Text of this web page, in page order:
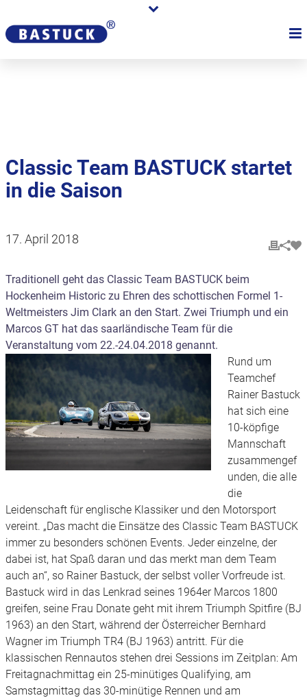
Händler
Classic Team BASTUCK startet
in die Saison
17. April 2018
Traditionell geht das Classic Team BASTUCK beim
Hockenheim Historic zu Ehren des schottischen Formel 1-
Weltmeisters Jim Clark an den Start. Zwei Triumph und ein
Marcos GT hat das saarländische Team für die
Veranstaltung vom 22.-24.04.2018 genannt.
Rund um
Teamchef
Rainer Bastuck
hat sich eine
10-köpfige
Mannschaft
zusammengef
unden, die alle
die
Leidenschaft für englische Klassiker und den Motorsport
vereint. „Das macht die Einsätze des Classic Team BASTUCK
immer zu besonders schönen Events. Jeder einzelne, der
dabei ist, hat Spaß daran und das merkt man dem Team
auch an“, so Rainer Bastuck, der selbst voller Vorfreude ist.
Bastuck wird in das Lenkrad seines 1964er Marcos 1800
greifen, seine Frau Donate geht mit ihrem Triumph Spitfire (BJ
1963) an den Start, während der Österreicher Bernhard
Wagner im Triumph TR4 (BJ 1963) antritt. Für die
klassischen Rennautos stehen drei Sessions im Zeitplan: Am
Freitagnachmittag ein 25-minütiges Qualifying, am
Samstagmittag das 30-minütige Rennen und am